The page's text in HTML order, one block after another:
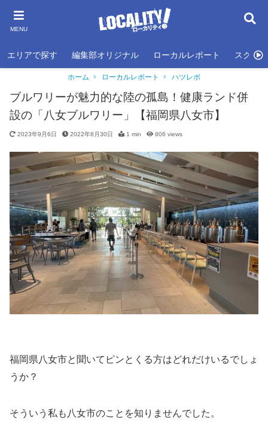
MENU
エリアで探す 編集部オリジナル ローカルレポート スクール
ホーム ローカルレポート ハツレポ
ブルワリーが魅力的な陸の孤島！健康ランド併
設の「八女ブルワリー」【福岡県八女市】
2023年9月6日 2022年8月30日 1 min 806 views
福岡県八女市と聞いてピンとくる方はどれだけいるでしょ
うか？
そういう私も八女市のことを知りませんでした。